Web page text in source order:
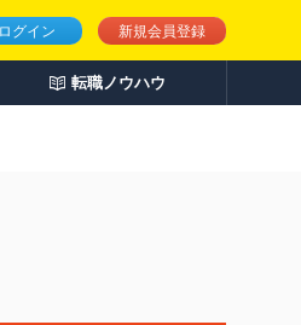
ログイン 新規会員登録
転職ノウハウ